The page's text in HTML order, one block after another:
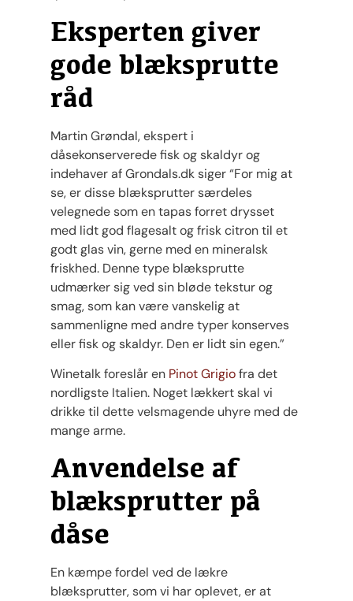
Eksperten giver
gode blæksprutte
råd
Martin Grøndal, ekspert i
dåsekonserverede fisk og skaldyr og
indehaver af Grondals.dk siger “For mig at
se, er disse blæksprutter særdeles
velegnede som en tapas forret drysset
med lidt god flagesalt og frisk citron til et
godt glas vin, gerne med en mineralsk
friskhed. Denne type blæksprutte
udmærker sig ved sin bløde tekstur og
smag, som kan være vanskelig at
sammenligne med andre typer konserves
eller fisk og skaldyr. Den er lidt sin egen.”
Winetalk foreslår en Pinot Grigiofra det
nordligste Italien. Noget lækkert skal vi
drikke til dette velsmagende uhyre med de
mange arme.
Anvendelse af
blæksprutter på
dåse
En kæmpe fordel ved de lækre
blæksprutter, som vi har oplevet, er at